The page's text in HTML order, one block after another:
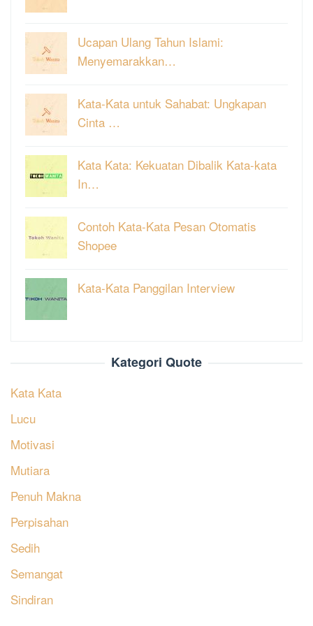
Ucapan Ulang Tahun Islami:
Menyemarakkan…
Kata-Kata untuk Sahabat: Ungkapan
Cinta …
Kata Kata: Kekuatan Dibalik Kata-kata
In…
Contoh Kata-Kata Pesan Otomatis
Shopee
Kata-Kata Panggilan Interview
Kategori Quote
Kata Kata
Lucu
Motivasi
Mutiara
Penuh Makna
Perpisahan
Sedih
Semangat
Sindiran